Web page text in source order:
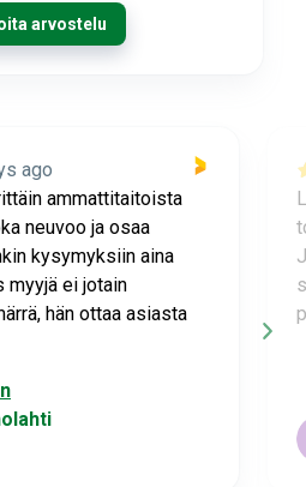
arvostelu
ago
ammattitaitoista
neuvoo ja osaa
kysymyksiin aina
myyjä ei jotain
hän ottaa asiasta